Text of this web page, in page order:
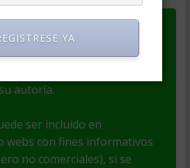
Copyright de su autor(a). El
por el contenido y
autoría.
ser incluido en
webs con fines informativos
no comerciales), si se
YA